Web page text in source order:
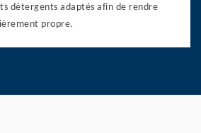
détergents adaptés afin de rendre
propre.